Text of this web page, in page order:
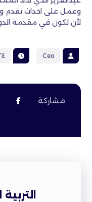
وعمل على احداث تقدم
لأن تكون في مقدمة
Ceo ٢٤